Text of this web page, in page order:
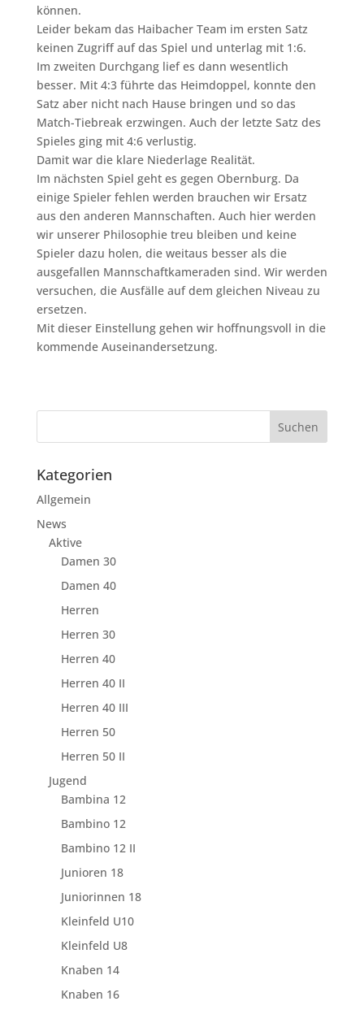
können.
Leider bekam das Haibacher Team im ersten Satz
keinen Zugriff auf das Spiel und unterlag mit 1:6.
Im zweiten Durchgang lief es dann wesentlich
besser. Mit 4:3 führte das Heimdoppel, konnte den
Satz aber nicht nach Hause bringen und so das
Match-Tiebreak erzwingen. Auch der letzte Satz des
Spieles ging mit 4:6 verlustig.
Damit war die klare Niederlage Realität.
Im nächsten Spiel geht es gegen Obernburg. Da
einige Spieler fehlen werden brauchen wir Ersatz
aus den anderen Mannschaften. Auch hier werden
wir unserer Philosophie treu bleiben und keine
Spieler dazu holen, die weitaus besser als die
ausgefallen Mannschaftkameraden sind. Wir werden
versuchen, die Ausfälle auf dem gleichen Niveau zu
ersetzen.
Mit dieser Einstellung gehen wir hoffnungsvoll in die
kommende Auseinandersetzung.
Kategorien
Allgemein
News
Aktive
Damen 30
Damen 40
Herren
Herren 30
Herren 40
Herren 40 II
Herren 40 III
Herren 50
Herren 50 II
Jugend
Bambina 12
Bambino 12
Bambino 12 II
Junioren 18
Juniorinnen 18
Kleinfeld U10
Kleinfeld U8
Knaben 14
Knaben 16